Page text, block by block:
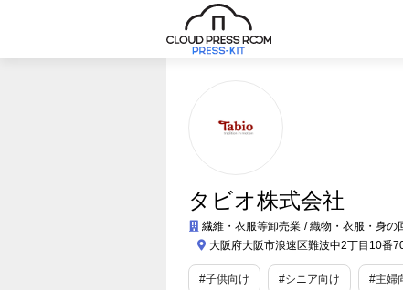
タビオ株式会社
繊維・衣服等卸売業
織物・衣服・身の
大阪府大阪市浪速区難波中2丁目10番
#子供向け #シニア向け #主婦